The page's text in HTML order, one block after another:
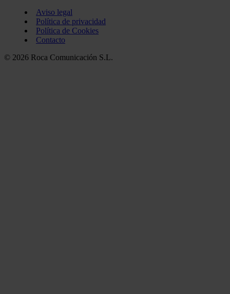
Aviso legal
Política de privacidad
Política de Cookies
Contacto
© 2026 Roca Comunicación S.L.